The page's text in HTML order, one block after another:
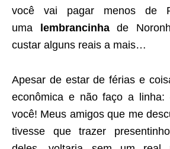
você vai pagar menos de
uma lembrancinhade
custar alguns reais a mais…
Apesar de estar de férias e
econômica e não faço a linha:
você! Meus amigos que me
tivesse que trazer